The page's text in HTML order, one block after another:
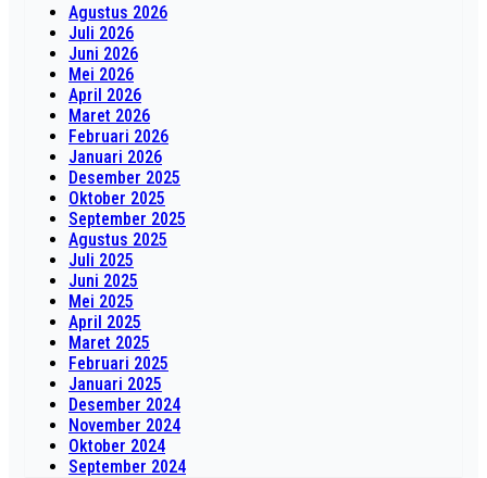
Agustus 2026
Juli 2026
Juni 2026
Mei 2026
April 2026
Maret 2026
Februari 2026
Januari 2026
Desember 2025
Oktober 2025
September 2025
Agustus 2025
Juli 2025
Juni 2025
Mei 2025
April 2025
Maret 2025
Februari 2025
Januari 2025
Desember 2024
November 2024
Oktober 2024
September 2024